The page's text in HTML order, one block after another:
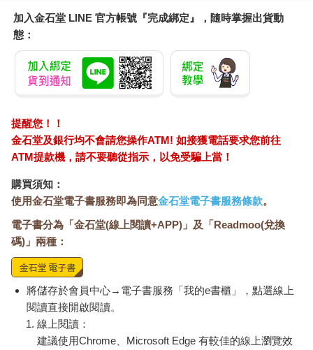
加入金石堂 LINE 官方帳號『完成綁定』，隨時掌握出貨動
態：
提醒您！！
金石堂及銀行均不會請您操作ATM! 如接獲電話要求您前往
ATM提款機，請不要聽從指示，以免受騙上當！
購買須知：
使用金石堂電子書服務即為同意金石堂電子書服務條款。
電子書分為「金石堂(線上閱讀+APP)」及「Readmoo(兌換
碼)」兩種：
將儲存於會員中心→電子書服務「我的e書櫃」，點選線上
閱讀直接開啟閱讀。
線上閱讀：
建議使用Chrome、Microsoft Edge 有較佳的線上瀏覽效